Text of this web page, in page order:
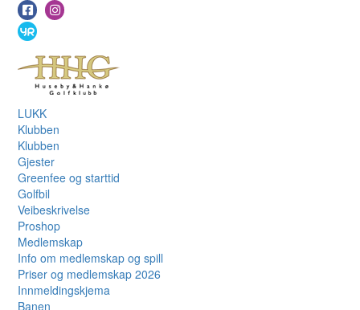
LUKK
Klubben
Klubben
Gjester
Greenfee og starttid
Golfbil
Veibeskrivelse
Proshop
Medlemskap
Info om medlemskap og spill
Priser og medlemskap 2026
Innmeldingskjema
Banen